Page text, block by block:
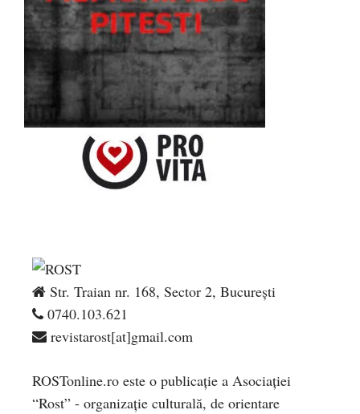
Str. Traian nr. 168, Sector 2, București
0740.103.621
revistarost[at]gmail.com
ROSTonline.ro este o publicaţie a Asociaţiei
“Rost” - organizaţie culturală, de orientare